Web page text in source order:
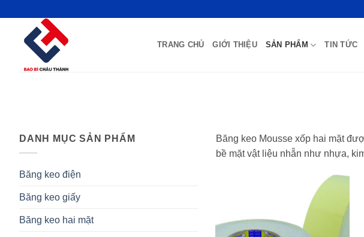
TRANG CHỦ GIỚI THIỆU SẢN PHẨM TIN TỨC
DANH MỤC SẢN PHẨM
Băng keo điện
Băng keo giấy
Băng keo hai mặt
Băng keo Mousse xốp hai mặt
bề mặt vật liệu nhẵn như nhựa,